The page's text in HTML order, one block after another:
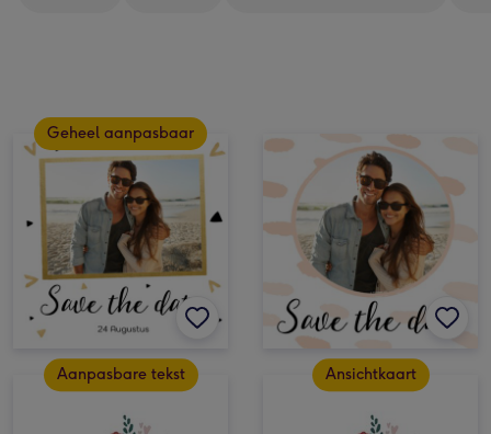
Geheel aanpasbaar
Aanpasbare tekst Ansichtkaart